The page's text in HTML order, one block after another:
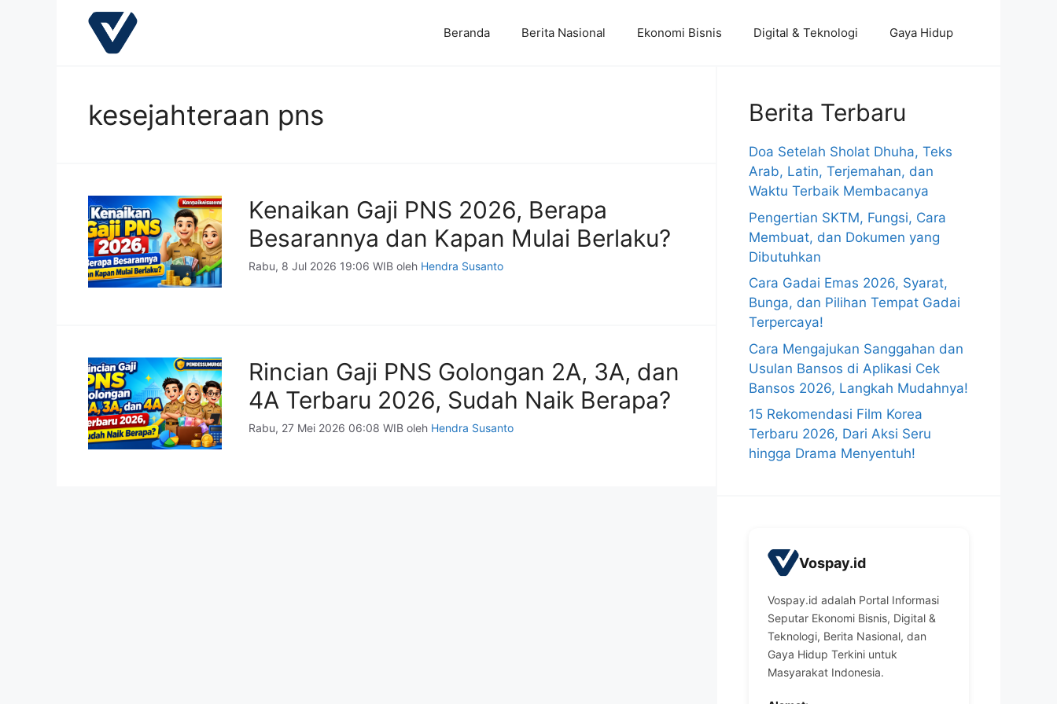
Beranda Berita Nasional Ekonomi Bisnis Digital & Teknologi Gaya Hidup
kesejahteraan pns
Kenaikan Gaji PNS 2026, Berapa
Besarannya dan Kapan Mulai Berlaku?
Rabu, 8 Jul 2026 19:06 WIB oleh Hendra Susanto
Rincian Gaji PNS Golongan 2A, 3A, dan
4A Terbaru 2026, Sudah Naik Berapa?
Rabu, 27 Mei 2026 06:08 WIB oleh Hendra Susanto
Berita Terbaru
Doa Setelah Sholat Dhuha, Teks
Arab, Latin, Terjemahan, dan
Waktu Terbaik Membacanya
Pengertian SKTM, Fungsi, Cara
Membuat, dan Dokumen yang
Dibutuhkan
Cara Gadai Emas 2026, Syarat,
Bunga, dan Pilihan Tempat Gadai
Terpercaya!
Cara Mengajukan Sanggahan dan
Usulan Bansos di Aplikasi Cek
Bansos 2026, Langkah Mudahnya!
15 Rekomendasi Film Korea
Terbaru 2026, Dari Aksi Seru
hingga Drama Menyentuh!
Vospay.id
Vospay.id adalah Portal Informasi
Seputar Ekonomi Bisnis, Digital &
Teknologi, Berita Nasional, dan
Gaya Hidup Terkini untuk
Masyarakat Indonesia.